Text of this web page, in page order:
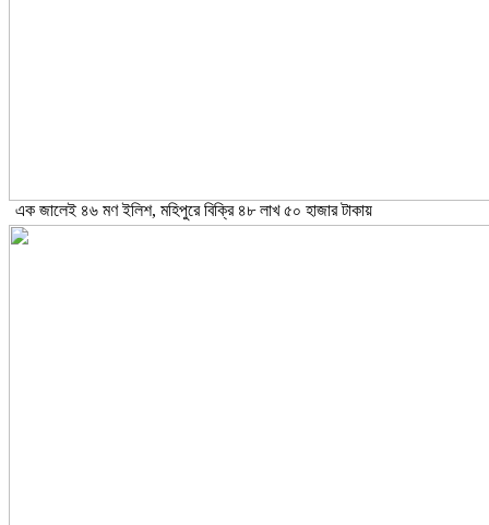
এক জালেই ৪৬ মণ ইলিশ, মহিপুরে বিক্রি ৪৮ লাখ ৫০ হাজার টাকায়